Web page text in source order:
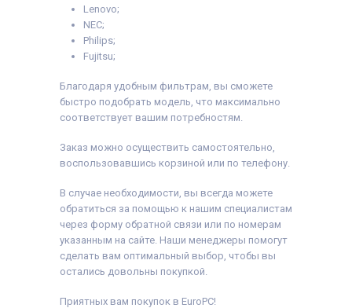
Lenovo;
NEC;
Philips;
Fujitsu;
Благодаря удобным фильтрам, вы сможете
быстро подобрать модель, что максимально
соответствует вашим потребностям.
Заказ можно осуществить самостоятельно,
воспользовавшись корзиной или по телефону.
В случае необходимости, вы всегда можете
обратиться за помощью к нашим специалистам
через форму обратной связи или по номерам
указанным на сайте. Наши менеджеры помогут
сделать вам оптимальный выбор, чтобы вы
остались довольны покупкой.
Приятных вам покупок в EuroPC!